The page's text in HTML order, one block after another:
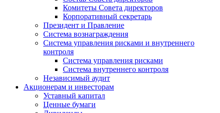
Комитеты Совета директоров
Корпоративный секретарь
Президент и Правление
Система вознаграждения
Система управления рисками и внутреннего
контроля
Система управления рисками
Система внутреннего контроля
Независимый аудит
Акционерам и инвесторам
Уставный капитал
Ценные бумаги